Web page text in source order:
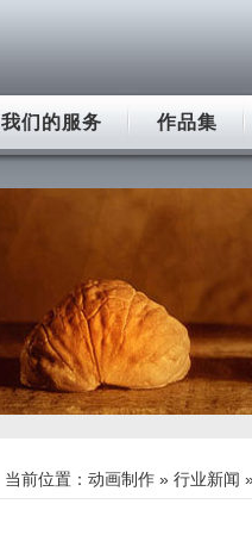
我们的服务 作品集
当前位置： 动画制作 » 行业新闻